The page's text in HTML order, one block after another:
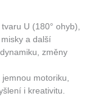
U (180° ohyb),
a další
změny
motoriku,
i kreativitu.